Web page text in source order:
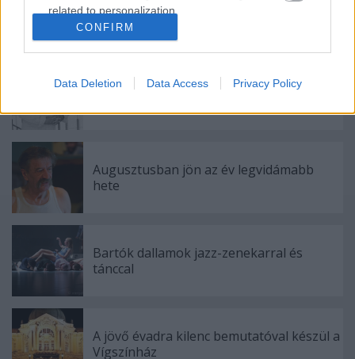
related to personalization.
I want to allow Google to enable storage
functionality and fraud prevention, and other
CONFIRM
Data Deletion Data Access Privacy Policy
Ajánlott bejegyzések:
Meghalt Böröndi Tamás
Augusztusban jön az év legvidámabb
hete
Bartók dallamok jazz-zenekarral és
tánccal
A jövő évadra kilenc bemutatóval készül a
Vígszínház